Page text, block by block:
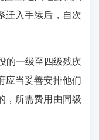
迁入手续后，自次
一级至四级残疾
应当妥善安排他们
，所需费用由同级